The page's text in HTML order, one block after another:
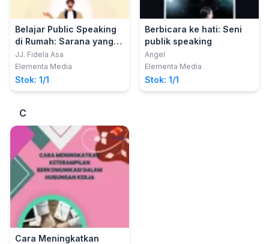
Belajar Public Speaking
di Rumah: Sarana yang
Bisa Digunakan untuk
Belajar Public Speaking
JJ. Fidela Asa
Elementa Media
Stok: 1/1
Berbicara ke hati: Seni
publik speaking
Angel
Elementa Media
Stok: 1/1
C
Cara Meningkatkan